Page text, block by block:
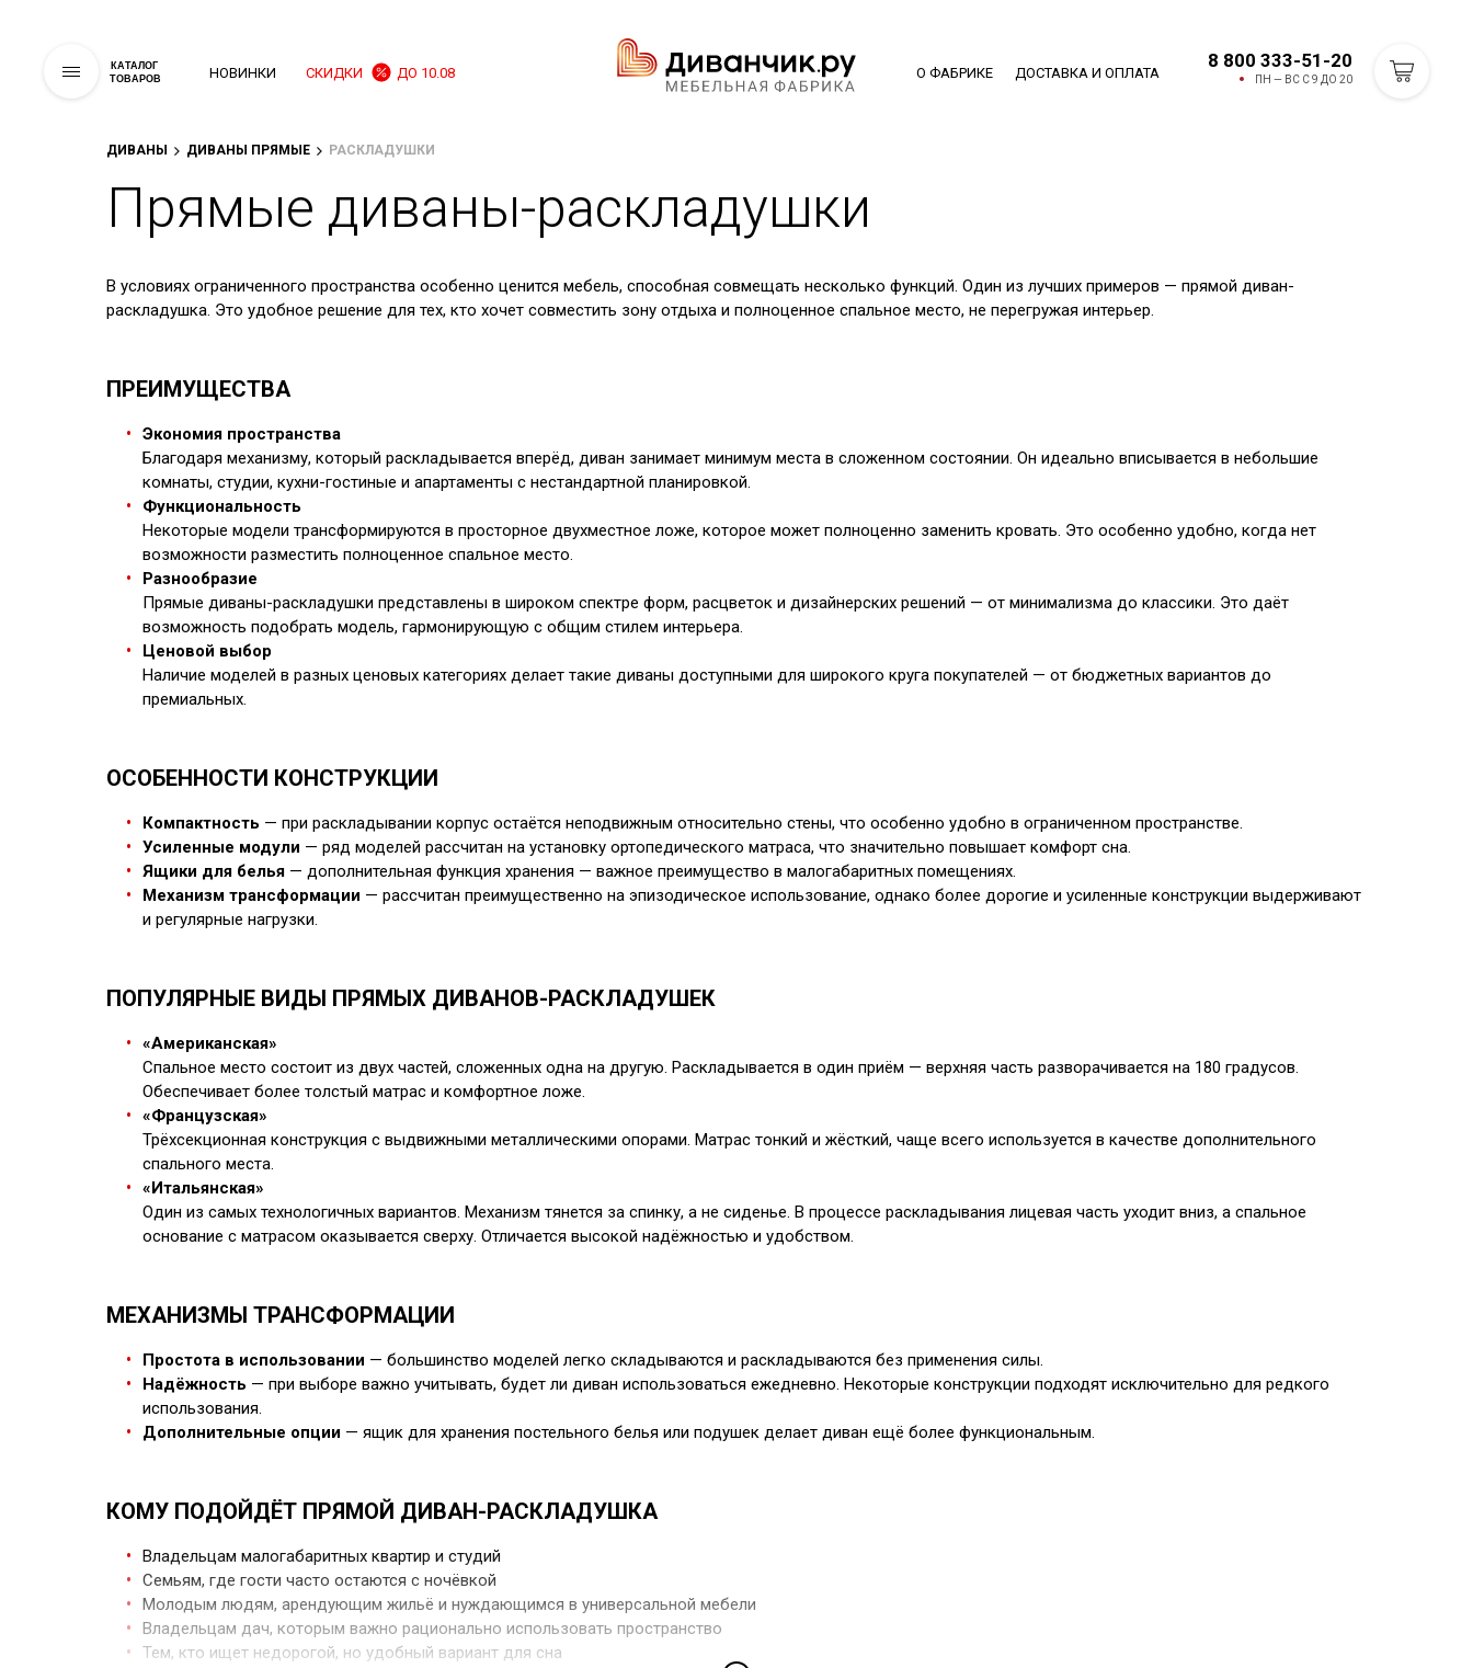
КАТАЛОГ
ТОВАРОВ
НОВИНКИ СКИДКИ ДО 10.08 О ФАБРИКЕ ДОСТАВКА И ОПЛАТА
8 800 333-51-20
ПН — ВС С 9 ДО 20
ДИВАНЫ ДИВАНЫ ПРЯМЫЕ РАСКЛАДУШКИ
Прямые диваны-раскладушки
В условиях ограниченного пространства особенно ценится мебель, способная совмещать несколько функций. Один из лучших примеров — прямой диван-
раскладушка. Это удобное решение для тех, кто хочет совместить зону отдыха и полноценное спальное место, не перегружая интерьер.
ПРЕИМУЩЕСТВА
Экономия пространства
Благодаря механизму, который раскладывается вперёд, диван занимает минимум места в сложенном состоянии. Он идеально вписывается в небольшие
комнаты, студии, кухни-гостиные и апартаменты с нестандартной планировкой.
Функциональность
Некоторые модели трансформируются в просторное двухместное ложе, которое может полноценно заменить кровать. Это особенно удобно, когда нет
возможности разместить полноценное спальное место.
Разнообразие
Прямые диваны-раскладушки представлены в широком спектре форм, расцветок и дизайнерских решений — от минимализма до классики. Это даёт
возможность подобрать модель, гармонирующую с общим стилем интерьера.
Ценовой выбор
Наличие моделей в разных ценовых категориях делает такие диваны доступными для широкого круга покупателей — от бюджетных вариантов до
премиальных.
ОСОБЕННОСТИ КОНСТРУКЦИИ
Компактность — при раскладывании корпус остаётся неподвижным относительно стены, что особенно удобно в ограниченном пространстве.
Усиленные модули — ряд моделей рассчитан на установку ортопедического матраса, что значительно повышает комфорт сна.
Ящики для белья — дополнительная функция хранения — важное преимущество в малогабаритных помещениях.
Механизм трансформации — рассчитан преимущественно на эпизодическое использование, однако более дорогие и усиленные конструкции выдерживают
и регулярные нагрузки.
ПОПУЛЯРНЫЕ ВИДЫ ПРЯМЫХ ДИВАНОВ-РАСКЛАДУШЕК
«Американская»
Спальное место состоит из двух частей, сложенных одна на другую. Раскладывается в один приём — верхняя часть разворачивается на 180 градусов.
Обеспечивает более толстый матрас и комфортное ложе.
«Французская»
Трёхсекционная конструкция с выдвижными металлическими опорами. Матрас тонкий и жёсткий, чаще всего используется в качестве дополнительного
спального места.
«Итальянская»
Один из самых технологичных вариантов. Механизм тянется за спинку, а не сиденье. В процессе раскладывания лицевая часть уходит вниз, а спальное
основание с матрасом оказывается сверху. Отличается высокой надёжностью и удобством.
МЕХАНИЗМЫ ТРАНСФОРМАЦИИ
Простота в использовании — большинство моделей легко складываются и раскладываются без применения силы.
Надёжность — при выборе важно учитывать, будет ли диван использоваться ежедневно. Некоторые конструкции подходят исключительно для редкого
использования.
Дополнительные опции — ящик для хранения постельного белья или подушек делает диван ещё более функциональным.
КОМУ ПОДОЙДЁТ ПРЯМОЙ ДИВАН-РАСКЛАДУШКА
Владельцам малогабаритных квартир и студий
Семьям, где гости часто остаются с ночёвкой
Молодым людям, арендующим жильё и нуждающимся в универсальной мебели
Владельцам дач, которым важно рационально использовать пространство
Тем, кто ищет недорогой, но удобный вариант для сна